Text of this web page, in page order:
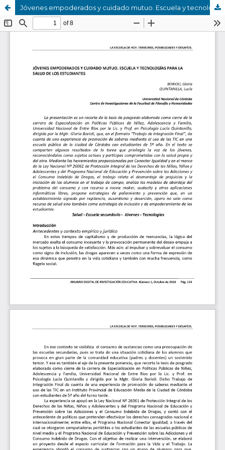
Jóvenes empoderados y cuidado mutuo. Escuela y tecnologías para la salud de los estudiantes